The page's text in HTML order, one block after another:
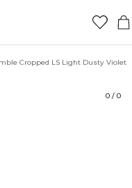
Cropped LS Light Dusty Violet
0 / 0